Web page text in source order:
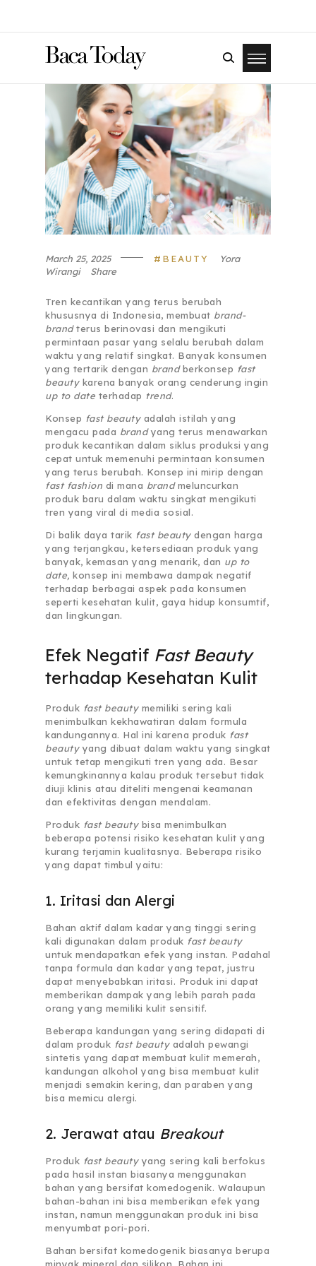
March 25, 2025 BEAUTY
Yora
Wirangi
Share
Tren kecantikan yang terus berubah
khususnya di Indonesia, membuat brand-
brandterus berinovasi dan mengikuti
permintaan pasar yang selalu berubah dalam
waktu yang relatif singkat. Banyak konsumen
yang tertarik dengan brandberkonsep fast
beautykarena banyak orang cenderung ingin
up to date terhadap trend.
Konsep fast beautyadalah istilah yang
mengacu pada brandyang terus menawarkan
produk kecantikan dalam siklus produksi yang
cepat untuk memenuhi permintaan konsumen
yang terus berubah. Konsep ini mirip dengan
fast fashion di mana brandmeluncurkan
produk baru dalam waktu singkat mengikuti
tren yang viral di media sosial.
Di balik daya tarik fast beautydengan harga
yang terjangkau, ketersediaan produk yang
banyak, kemasan yang menarik, dan up to
date, konsep ini membawa dampak negatif
terhadap berbagai aspek pada konsumen
seperti kesehatan kulit, gaya hidup konsumtif,
dan lingkungan.
Efek Negatif Fast Beauty
terhadap Kesehatan Kulit
Produk fast beautymemiliki sering kali
menimbulkan kekhawatiran dalam formula
kandungannya. Hal ini karena produk fast
beautyyang dibuat dalam waktu yang singkat
untuk tetap mengikuti tren yang ada. Besar
kemungkinannya kalau produk tersebut tidak
diuji klinis atau diteliti mengenai keamanan
dan efektivitas dengan mendalam.
Produk fast beauty bisa menimbulkan
beberapa potensi risiko kesehatan kulit yang
kurang terjamin kualitasnya. Beberapa risiko
yang dapat timbul yaitu:
1. Iritasi dan Alergi
Bahan aktif dalam kadar yang tinggi sering
kali digunakan dalam produk fast beauty
untuk mendapatkan efek yang instan. Padahal
tanpa formula dan kadar yang tepat, justru
dapat menyebabkan iritasi. Produk ini dapat
memberikan dampak yang lebih parah pada
orang yang memiliki kulit sensitif.
Beberapa kandungan yang sering didapati di
dalam produk fast beautyadalah pewangi
sintetis yang dapat membuat kulit memerah,
kandungan alkohol yang bisa membuat kulit
menjadi semakin kering, dan paraben yang
bisa memicu alergi.
2. Jerawat atau Breakout
Produk fast beautyyang sering kali berfokus
pada hasil instan biasanya menggunakan
bahan yang bersifat komedogenik. Walaupun
bahan-bahan ini bisa memberikan efek yang
instan, namun menggunakan produk ini bisa
menyumbat pori-pori.
Bahan bersifat komedogenik biasanya berupa
minyak mineral dan silikon. Bahan ini